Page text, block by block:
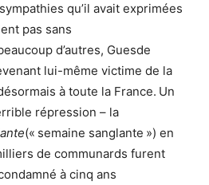
qu’il avait exprimées
pas sans
d’autres, Guesde
lui-même victime de la
à toute la France. Un
répression – la
(« semaine sanglante ») en
de communards furent
à cinq ans